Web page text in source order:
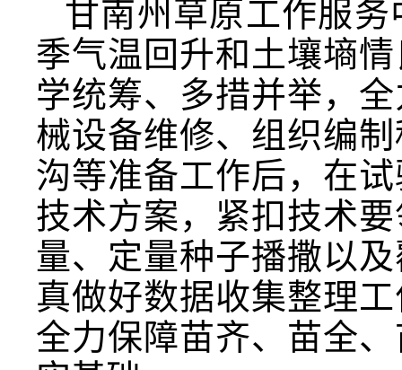
甘南州草原工作服
季气温回升和土壤墒
学统筹、多措并举，
械设备维修、组织编
沟等准备工作后，在
技术方案，紧扣技术
量、定量种子播撒以
真做好数据收集整理
全力保障苗齐、苗全